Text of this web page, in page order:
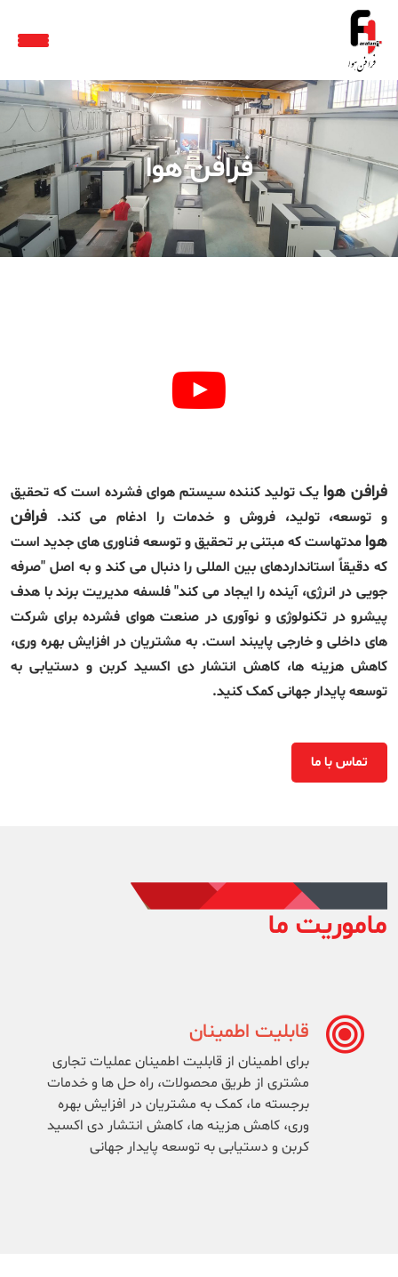
فرافن هوا
فرافن هوا یک تولید کننده سیستم هوای فشرده است که تحقیق
و توسعه، تولید، فروش و خدمات را ادغام می کند. فرافن
هوا مدتهاست که مبتنی بر تحقیق و توسعه فناوری های جدید است
که دقیقاً استانداردهای بین المللی را دنبال می کند و به اصل "صرفه
جویی در انرژی، آینده را ایجاد می کند" فلسفه مدیریت برند با هدف
پیشرو در تکنولوژی و نوآوری در صنعت هوای فشرده برای شرکت
های داخلی و خارجی پایبند است. به مشتریان در افزایش بهره وری،
کاهش هزینه ها، کاهش انتشار دی اکسید کربن و دستیابی به
توسعه پایدار جهانی کمک کنید.
تماس با ما
ماموریت ما
قابلیت اطمینان
برای اطمینان از قابلیت اطمینان عملیات تجاری
مشتری از طریق محصولات، راه حل ها و خدمات
برجسته ما، کمک به مشتریان در افزایش بهره
وری، کاهش هزینه ها، کاهش انتشار دی اکسید
کربن و دستیابی به توسعه پایدار جهانی